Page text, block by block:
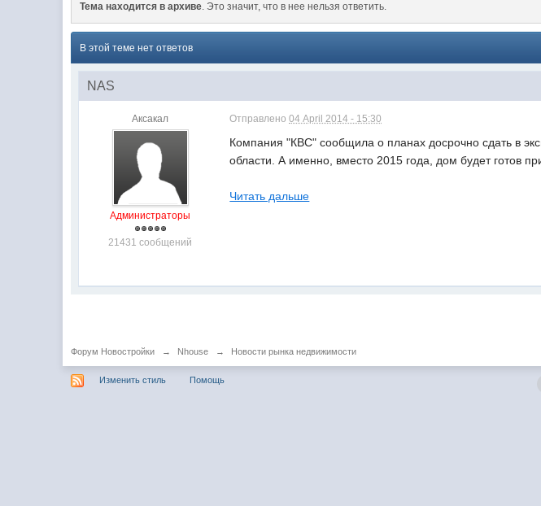
Тема находится в архиве. Это значит, что в нее нельзя ответить.
В этой теме нет ответов
NAS
Аксакал
Администраторы
21431 сообщений
Отправлено04 April 2014 - 15:30
Компания "КВС" сообщила о планах досрочно сдать в
области. А именно, вместо 2015 года, дом будет готов
Читать дальше
Форум Новостройки → Nhouse → Новости рынка недвижимости
Изменить стиль Помощь